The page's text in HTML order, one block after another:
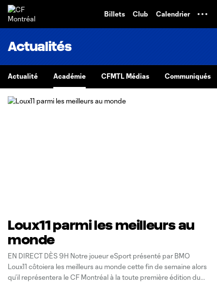
Billets Club Calendrier
Actualités
Actualité Académie CFMTL Médias Communiqués
Loux11 parmi les meilleurs au
monde
EN DIRECT DÈS 9H Notre joueur eSport présenté par BMO
Loux11 côtoiera les meilleurs au monde cette fin de semaine alors
qu’il représentera le CF Montréal à la toute première édition du